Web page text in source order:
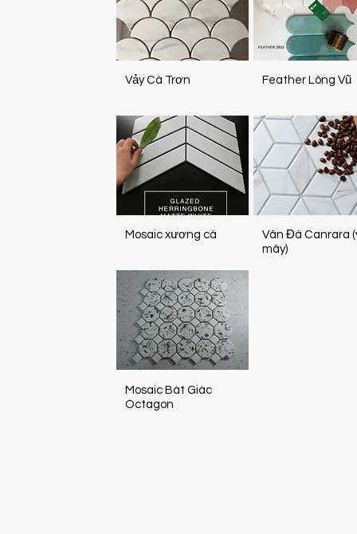
Vảy Cá Trơn Feather Lông Vũ
Mosaic xương cá
Vân Đá Canrara
mây)
Mosaic Bát Giác
Octagon